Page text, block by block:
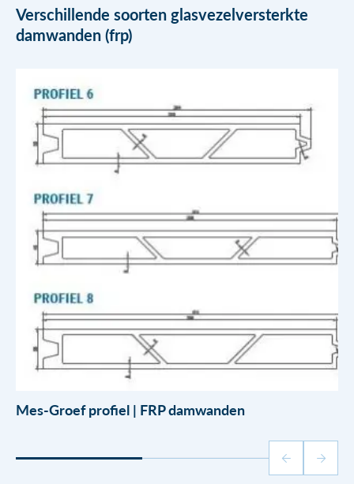
Verschillende soorten glasvezelversterkte
damwanden (frp)
Mes-Groef profiel | FRP damwanden